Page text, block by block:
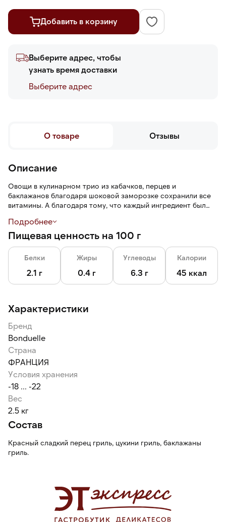
Добавить в корзину
Выберите адрес, чтобы
узнать время доставки
Выберите адреc
О товаре Отзывы
Описание
Овощи в кулинарном трио из кабачков, перцев и
баклажанов благодаря шоковой заморозке сохранили все
витамины. А благодаря тому, что каждый ингредиент был
Подробнее
Пищевая ценность на 100 г
Белки
2.1 г
Жиры
0.4 г
Углеводы
6.3 г
Калории
45 ккал
Характеристики
Бренд
Bonduelle
Страна
ФРАНЦИЯ
Условия хранения
-18 ... -22
Вес
2.5 кг
Состав
Красный сладкий перец гриль, цукини гриль, баклажаны
гриль.